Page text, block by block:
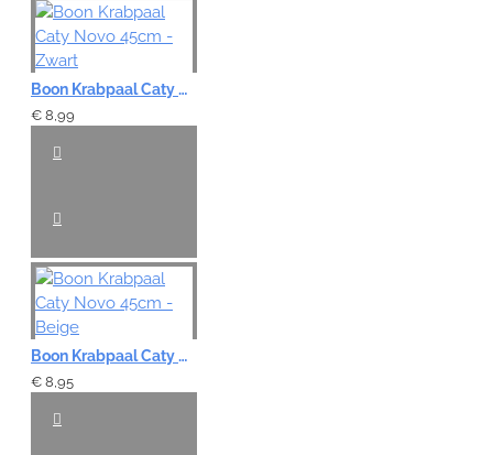
Boon Krabpaal Caty Novo 45cm - Zwart
€ 8,99
Boon Krabpaal Caty Novo 45cm - Beige
€ 8,95